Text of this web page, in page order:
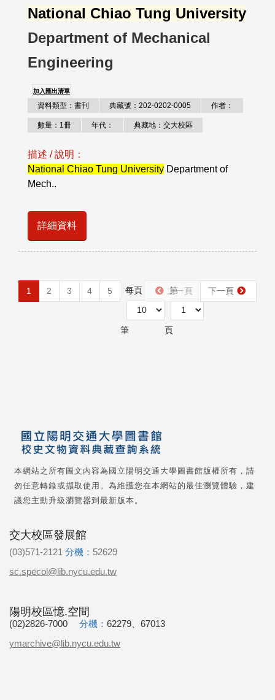
National Chiao Tung University
Department of Mechanical
Engineering
加入匯出清單
資料類型：書刊 典藏號：202-0202-0005 作者：
數量：1冊 年代： 典藏地：交大校區
描述 / 說明：
National Chiao Tung University Department of
Mech..
詳細資料
1 2 3 4 5 每頁
筆
第
頁
上一頁 下一頁
本網站之所有圖文內容為國立陽明交通大學圖書館版權所有，請
勿任意轉錄或擷取使用。為維護您在本網站的最佳瀏覽體驗，建
議您主動升級瀏覽器到最新版本。
交大校區發展館
(03)571-2121 分機： 52629
sc.specol@lib.nycu.edu.tw
陽明校區憶.空間
(02)2826-7000 分機： 62279、67013
ymarchive@lib.nycu.edu.tw